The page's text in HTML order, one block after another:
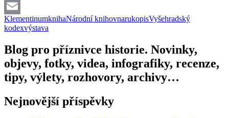
Facebook
Email
KlementinumknihaNárodní knihovnarukopisVyšehradský
kodexvýstava
Blog pro příznivce historie. Novinky,
objevy, fotky, videa, infografiky, recenze,
tipy, výlety, rozhovory, archivy…
Nejnovější příspěvky